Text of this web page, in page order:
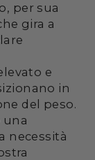
per sua
gira a
e
in
del peso.
una
necessità